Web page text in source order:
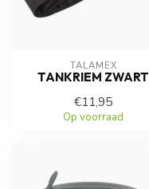
TALAMEX
TANKRIEM ZWART
€11,95
Op voorraad